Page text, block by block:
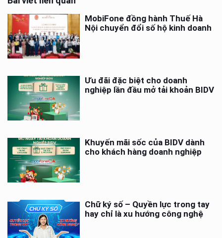
MobiFone đồng hành Thuế Hà
Nội chuyển đổi số hộ kinh doanh
Ưu đãi đặc biệt cho doanh
nghiệp lần đầu mở tải khoản BIDV
Khuyến mãi sốc của BIDV dành
cho khách hàng doanh nghiệp
Chữ ký số – Quyền lực trong tay
hay chỉ là xu hướng công nghệ